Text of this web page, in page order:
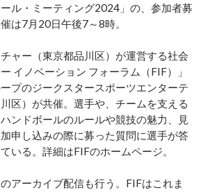
ル・ミーティング2024」の、参加者募
は7月20日午後7～8時。
ャー（東京都品川区）が運営する社会
イノベーション フォーラム（FIF）」
プのジークスタースポーツエンターテ
区）が共催。選手や、チームを支える
ンドボールのルールや競技の魅力、見
申し込みの際に募った質問に選手が答
いる。詳細はFIFのホームページ。
アーカイブ配信も行う。FIFはこれま